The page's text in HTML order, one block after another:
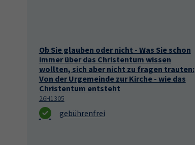
Ob Sie glauben oder nicht - Was Sie schon
immer über das Christentum wissen
wollten, sich aber nicht zu fragen trauten:
Von der Urgemeinde zur Kirche - wie das
Christentum entsteht
26H1305
gebührenfrei